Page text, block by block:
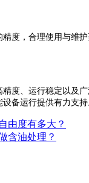
，合理使用与维护
、运行稳定以及广
备运行提供有力支持
由度有多大？
含油处理？